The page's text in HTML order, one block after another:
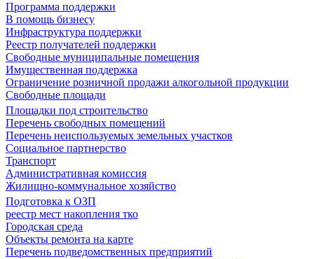
Программа поддержки
В помощь бизнесу
Инфраструктура поддержки
Реестр получателей поддержки
Свободные муниципальные помещения
Имущественная поддержка
Ограничение розничной продажи алкогольной продукции
Свободные площади
Площадки под строительство
Перечень свободных помещений
Перечень неиспользуемых земельных участков
Социальное партнерство
Транспорт
Административная комиссия
Жилищно-коммунальное хозяйство
Подготовка к ОЗП
реестр мест накопления тко
Городская среда
Объекты ремонта на карте
Перечень подведомственных предприятий